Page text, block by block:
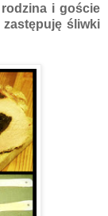
i goście
śliwki